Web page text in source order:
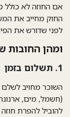
אם החוזה לא כולל
החוק מחייב את
לפני שדורש את
ומהן החובות
1. תשלום בזמן
השוכר מחויב
(חשמל, מים,
להוביל להפרת חוזה